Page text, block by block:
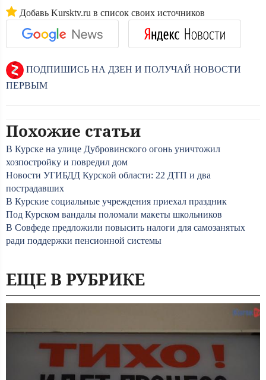
Добавь Kursktv.ru в список своих источников
ПОДПИШИСЬ НА ДЗЕН И ПОЛУЧАЙ НОВОСТИ
ПЕРВЫМ
Похожие статьи
В Курске на улице Дубровинского огонь уничтожил
хозпостройку и повредил дом
Новости УГИБДД Курской области: 22 ДТП и два
пострадавших
В Курские социальные учреждения приехал праздник
Под Курском вандалы поломали макеты школьников
В Совфеде предложили повысить налоги для самозанятых
ради поддержки пенсионной системы
ЕЩЕ В РУБРИКЕ